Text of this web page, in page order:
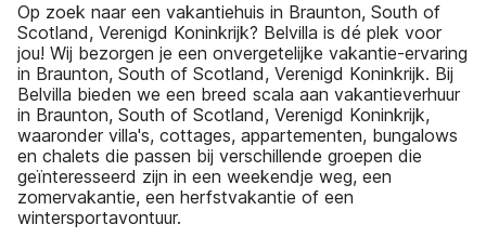
Op zoek naar een vakantiehuis in Braunton, South of
Scotland, Verenigd Koninkrijk? Belvilla is dé plek voor
jou! Wij bezorgen je een onvergetelijke vakantie-ervaring
in Braunton, South of Scotland, Verenigd Koninkrijk. Bij
Belvilla bieden we een breed scala aan vakantieverhuur
in Braunton, South of Scotland, Verenigd Koninkrijk,
waaronder villa's, cottages, appartementen, bungalows
en chalets die passen bij verschillende groepen die
geïnteresseerd zijn in een weekendje weg, een
zomervakantie, een herfstvakantie of een
wintersportavontuur.